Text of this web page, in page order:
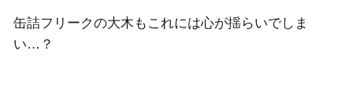
缶詰フリークの大木もこれには心が揺らいでしま
い…？